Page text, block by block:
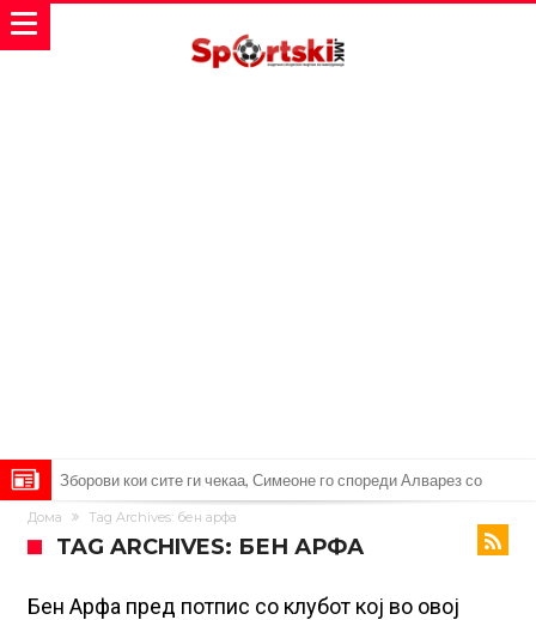
Реал Мадрид ја прекинува потрагата по нов играч за врска
Мекгрегор успешно опериран: Коленото е средено, се враќам
Ханси Флик не жали долго за Араухо, туку брзо најде замена во
англиската Премиер лига
Играч на Барселона бесен го напушти тренингот по
Дома Tag Archives: бен арфа
TAG ARCHIVES: БЕН АРФА
Бен Арфа пред потпис со клубот кој во овој